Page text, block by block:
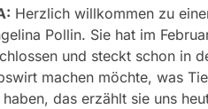
Herzlich willkommen zu
Pollin. Sie hat im
und steckt schon in
machen möchte, was
haben, das erzählt sie uns